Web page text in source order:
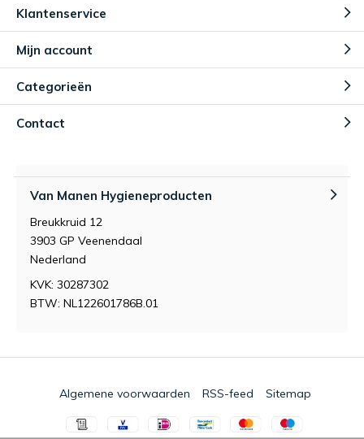
Klantenservice
Mijn account
Categorieën
Contact
Van Manen Hygieneproducten
Breukkruid 12
3903 GP Veenendaal
Nederland
KVK: 30287302
BTW: NL122601786B.01
Algemene voorwaarden RSS-feed Sitemap